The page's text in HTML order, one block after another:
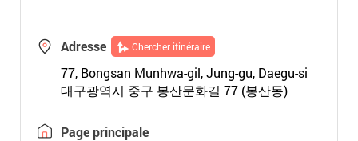
Adresse Chercher itinéraire
77, Bongsan Munhwa-gil, Jung-gu, Daegu-si
대구광역시 중구 봉산문화길 77 (봉산동)
Page principale